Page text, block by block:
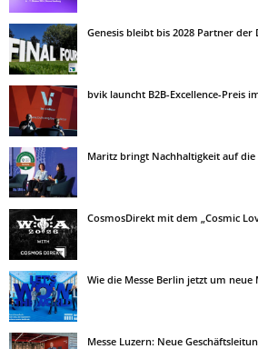
Genesis bleibt bis 2028 Partner der
bvik launcht B2B-Excellence-Preis
Maritz bringt Nachhaltigkeit auf die
CosmosDirekt mit dem „Cosmic
Wie die Messe Berlin jetzt um
Messe Luzern: Neue